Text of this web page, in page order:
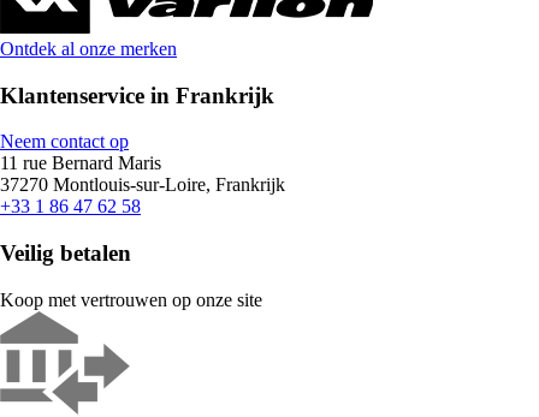
Ontdek al onze merken
Klantenservice in Frankrijk
Neem contact op
11 rue Bernard Maris
37270 Montlouis-sur-Loire, Frankrijk
+33 1 86 47 62 58
Veilig betalen
Koop met vertrouwen op onze site